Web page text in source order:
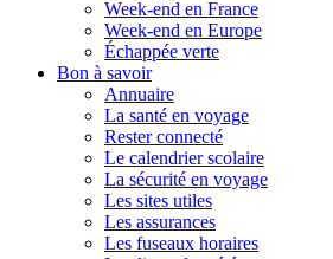
Week-end en France
Week-end en Europe
Échappée verte
Bon à savoir
Annuaire
La santé en voyage
Rester connecté
Le calendrier scolaire
La sécurité en voyage
Les sites utiles
Les assurances
Les fuseaux horaires